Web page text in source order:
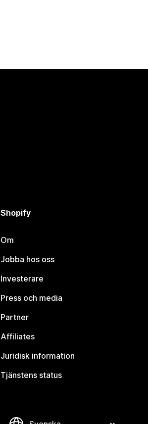
Shopify
Om
Jobba hos oss
Investerare
Press och media
Partner
Affiliates
Juridisk information
Tjänstens status